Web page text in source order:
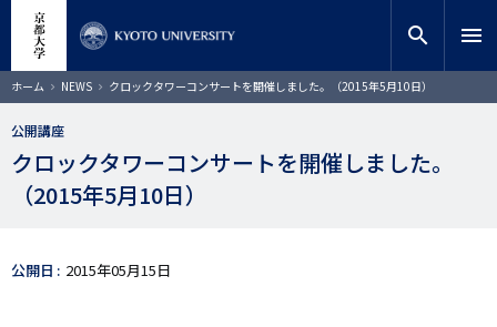
コ
ン
ン
ツ
サイト内検索 search menu
ホーム NEWS クロックタワーコンサートを開催しました。（2015年5月10日）
公開講座
クロックタワーコンサートを開催しました。
（2015年5月10日）
公開日 2015年05月15日